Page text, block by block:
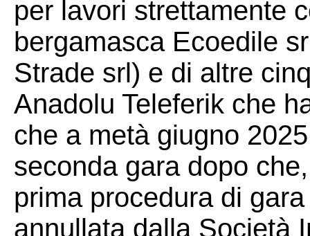
per lavori strettamente
bergamasca Ecoedile
Strade srl) e di altre
Anadolu Teleferik che
che a metà giugno
seconda gara dopo
prima procedura di
annullata dalla Società